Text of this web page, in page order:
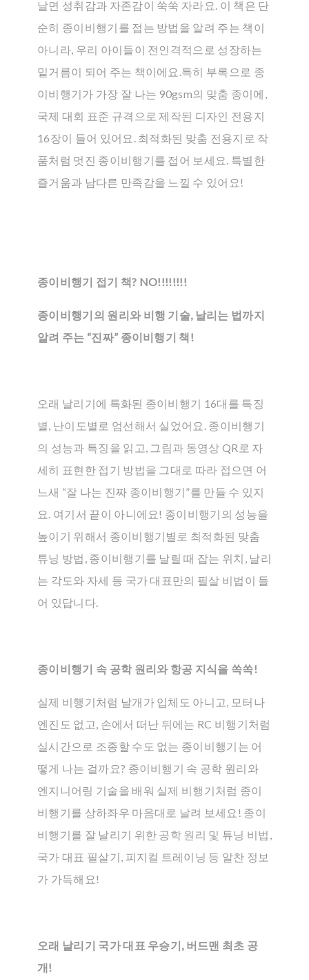
날면 성취감과 자존감이 쑥쑥 자라요. 이 책은 단
순히 종이비행기를 접는 방법을 알려 주는 책이
아니라, 우리 아이들이 전인격적으로 성장하는
밑거름이 되어 주는 책이에요.특히 부록으로 종
이비행기가 가장 잘 나는 90gsm의 맞춤 종이에,
국제 대회 표준 규격으로 제작된 디자인 전용지
16장이 들어 있어요. 최적화된 맞춤 전용지로 작
품처럼 멋진 종이비행기를 접어 보세요. 특별한
즐거움과 남다른 만족감을 느낄 수 있어요!
종이비행기 접기 책? NO!!!!!!!!
종이비행기의 원리와 비행 기술, 날리는 법까지
알려 주는 “진짜” 종이비행기 책!
오래 날리기에 특화된 종이비행기 16대를 특징
별, 난이도별로 엄선해서 실었어요. 종이비행기
의 성능과 특징을 읽고, 그림과 동영상 QR로 자
세히 표현한 접기 방법을 그대로 따라 접으면 어
느새 “잘 나는 진짜 종이비행기”를 만들 수 있지
요. 여기서 끝이 아니에요! 종이비행기의 성능을
높이기 위해서 종이비행기별로 최적화된 맞춤
튜닝 방법, 종이비행기를 날릴 때 잡는 위치, 날리
는 각도와 자세 등 국가 대표만의 필살 비법이 들
어 있답니다.
종이비행기 속 공학 원리와 항공 지식을 쏙쏙!
실제 비행기처럼 날개가 입체도 아니고, 모터나
엔진도 없고, 손에서 떠난 뒤에는 RC 비행기처럼
실시간으로 조종할 수도 없는 종이비행기는 어
떻게 나는 걸까요? 종이비행기 속 공학 원리와
엔지니어링 기술을 배워 실제 비행기처럼 종이
비행기를 상하좌우 마음대로 날려 보세요! 종이
비행기를 잘 날리기 위한 공학 원리 및 튜닝 비법,
국가 대표 필살기, 피지컬 트레이닝 등 알찬 정보
가 가득해요!
오래 날리기 국가 대표 우승기, 버드맨 최초 공
개!